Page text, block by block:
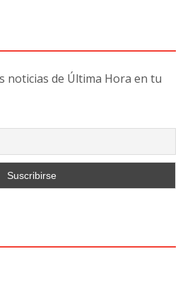
noticias de Última Hora en tu